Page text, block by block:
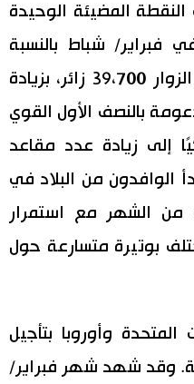
النقطة المضيئة الوحيدة
شباط بالنسبة
لدولة الفلبين حيث بلغ عدد الزوار 39،700 زائر، بزيادة
بالنصف الأول القوي
إلى زيادة عدد مقاعد
الوافدون من البلاد في
من الشهر مع استمرار
بوتيرة متسارعة حول
وأوروبا بتأجيل
وقد شهد شهر فبراير/